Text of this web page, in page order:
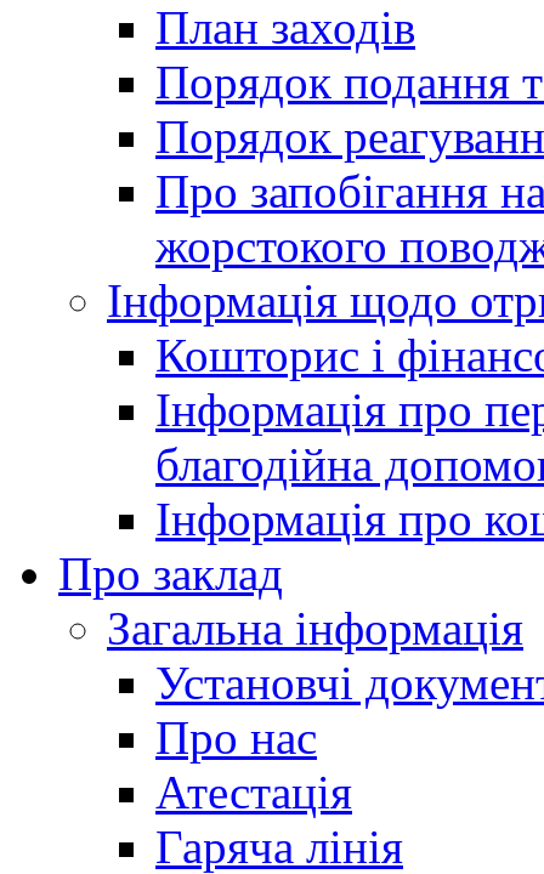
План заходів
Порядок подання
Порядок
Про запобігання
жорстокого
Інформація щодо
Кошторис і
Інформація про
благодійна
Інформація про
Про заклад
Загальна інформація
Установчі
Про нас
Атестація
Гаряча лінія